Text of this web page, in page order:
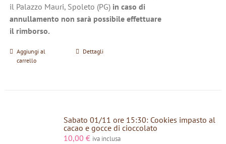
il Palazzo Mauri, Spoleto (PG) in caso di
annullamento non sarà possibile effettuare
il rimborso.
Aggiungi al
carrello
Dettagli
Sabato 01/11 ore 15:30: Cookies impasto al
cacao e gocce di cioccolato
10,00 € iva inclusa